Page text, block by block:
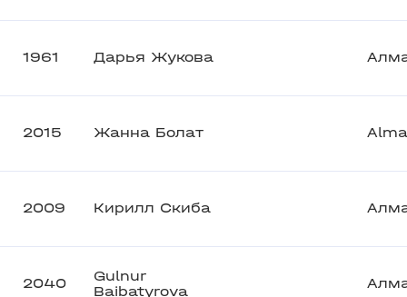
1961 Дарья Жукова
2015 Жанна Болат
2009 Кирилл Скиба
2040
Gulnur
Baibatyrova